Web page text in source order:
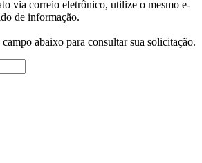
via correio eletrônico, utilize o mesmo e-
de informação.
abaixo para consultar sua solicitação.